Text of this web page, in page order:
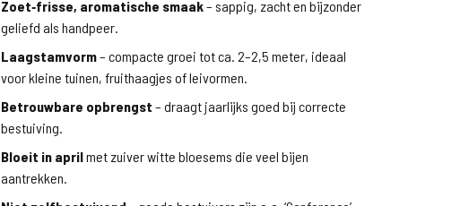
Zoet‑frisse, aromatische smaak– sappig, zacht en bijzonder
geliefd als handpeer.
Laagstamvorm– compacte groei tot ca. 2–2,5 meter, ideaal
voor kleine tuinen, fruithaagjes of leivormen.
Betrouwbare opbrengst – draagt jaarlijks goed bij correcte
bestuiving.
Bloeit in aprilmet zuiver witte bloesems die veel bijen
aantrekken.